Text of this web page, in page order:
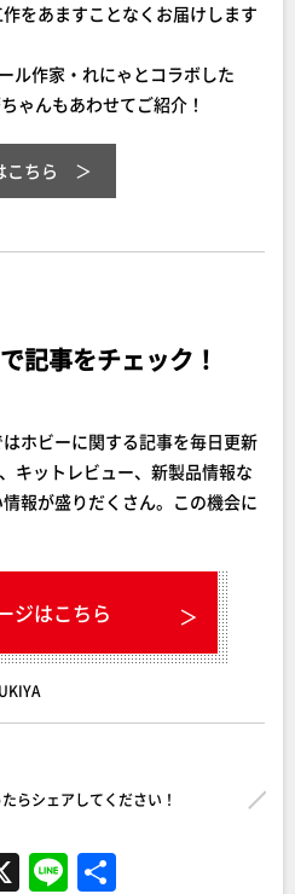
をあますことなくお届けします
ル作家・れにゃとコラボした
ゃんもあわせてご紹介！
こちら
で記事をチェック！
ホビーに関する記事を毎日更新
キットレビュー、新製品情報な
報が盛りだくさん。この機会に
ジはこちら
らシェアしてください！
X Li